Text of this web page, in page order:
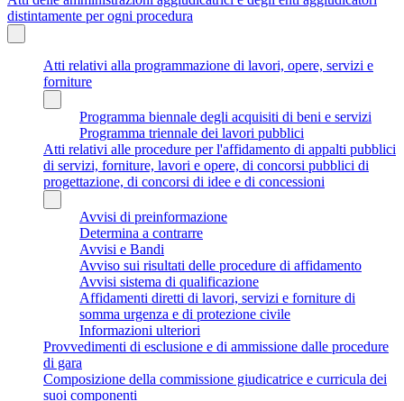
distintamente per ogni procedura
Atti relativi alla programmazione di lavori, opere, servizi e
forniture
Programma biennale degli acquisiti di beni e servizi
Programma triennale dei lavori pubblici
Atti relativi alle procedure per l'affidamento di appalti pubblici
di servizi, forniture, lavori e opere, di concorsi pubblici di
progettazione, di concorsi di idee e di concessioni
Avvisi di preinformazione
Determina a contrarre
Avvisi e Bandi
Avviso sui risultati delle procedure di affidamento
Avvisi sistema di qualificazione
Affidamenti diretti di lavori, servizi e forniture di
somma urgenza e di protezione civile
Informazioni ulteriori
Provvedimenti di esclusione e di ammissione dalle procedure
di gara
Composizione della commissione giudicatrice e curricula dei
suoi componenti